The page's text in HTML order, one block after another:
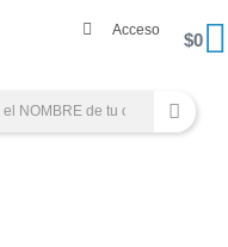
Acceso $0